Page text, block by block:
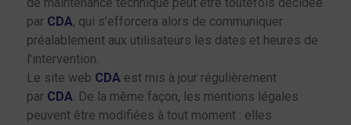
par CDA, qui s’efforcera alors de communiquer
préalablement aux utilisateurs les dates et heures de
l’intervention.
Le site web CDA est mis à jour régulièrement
par CDA . De la même façon, les mentions légales
peuvent être modifiées à tout moment : elles